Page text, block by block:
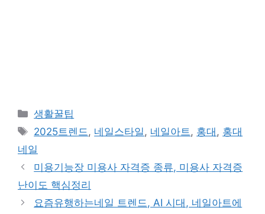
카
테
리
생활꿀팁
태
그
2025트렌드, 네일스타일, 네일아트, 홍대 , 홍대
네일
미용기능장 미용사 자격증 종류, 미용사 자격증
난이도 핵심정리
요즘유행하는네일 트렌드, AI 시대, 네일아트에